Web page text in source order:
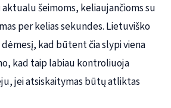
šeimoms, keliaujančioms su
per kelias sekundes. Lietuviško
kad būtent čia slypi viena
kad taip labiau kontroliuoja
jei atsiskaitymas būtų atliktas